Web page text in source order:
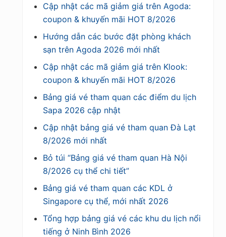
Cập nhật các mã giảm giá trên Agoda:
coupon & khuyến mãi HOT 8/2026
Hướng dẫn các bước đặt phòng khách
sạn trên Agoda 2026 mới nhất
Cập nhật các mã giảm giá trên Klook:
coupon & khuyến mãi HOT 8/2026
Bảng giá vé tham quan các điểm du lịch
Sapa 2026 cập nhật
Cập nhật bảng giá vé tham quan Đà Lạt
8/2026 mới nhất
Bỏ túi “Bảng giá vé tham quan Hà Nội
8/2026 cụ thể chi tiết”
Bảng giá vé tham quan các KDL ở
Singapore cụ thể, mới nhất 2026
Tổng hợp bảng giá vé các khu du lịch nổi
tiếng ở Ninh Bình 2026